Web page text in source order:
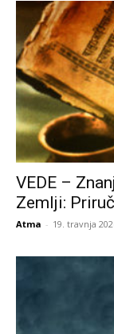
VEDE –
Zemlji:
Atma - 19. travnja